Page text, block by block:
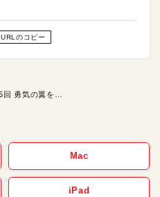
URLのコピー
Mac
iPad